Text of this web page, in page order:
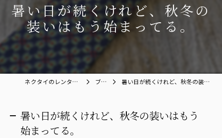
暑い日が続くけれど、秋冬の
装いはもう始まってる。
ネクタイのレンタルならShare in ブログ 暑い日が続くけれど、秋冬の装いはもう始まってる。
暑い日が続くけれど、秋冬の装いはもう
始まってる。